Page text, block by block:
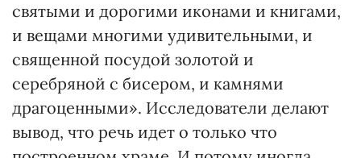
святыми и дорогими иконами и книгами,
и вещами многими удивительными, и
священной посудой золотой и
серебряной с бисером, и камнями
драгоценными». Исследователи делают
вывод, что речь идет о только что